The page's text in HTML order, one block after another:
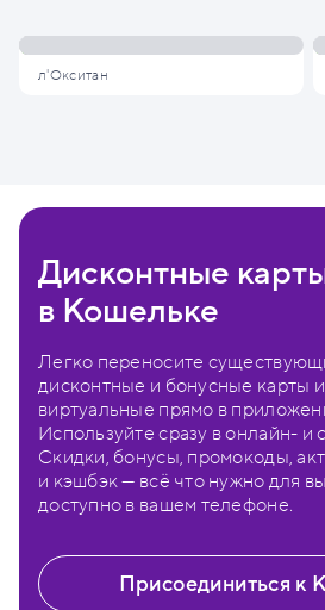
л'Окситан
Дисконтные
в Кошельке
Легко переносите
дисконтные и бонусные карты
виртуальные прямо в
Используйте сразу в онлайн- и
Скидки, бонусы, промокоды,
и кэшбэк — всё что нужно для
доступно в вашем телефоне.
Присоединиться к